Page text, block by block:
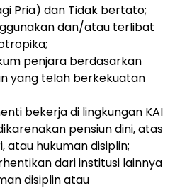
Pria) dan Tidak bertato;
dan/atau terlibat
penjara berdasarkan
yang telah berkekuatan
bekerja di lingkungan KAI
pensiun dini, atas
atau hukuman disiplin;
dari institusi lainnya
disiplin atau